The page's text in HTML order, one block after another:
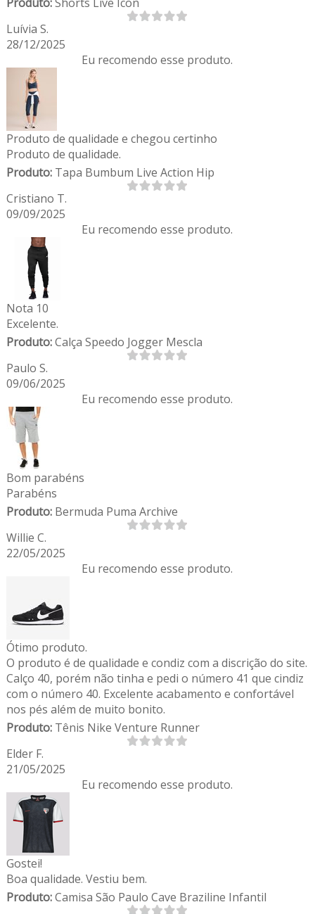
Luívia S.
28/12/2025
Eu recomendo esse produto.
Produto de qualidade e chegou certinho
Produto de qualidade.
Produto:Tapa Bumbum Live Action Hip
Cristiano T.
09/09/2025
Eu recomendo esse produto.
Nota 10
Excelente.
Produto:Calça Speedo Jogger Mescla
Paulo S.
09/06/2025
Eu recomendo esse produto.
Bom parabéns
Parabéns
Produto:Bermuda Puma Archive
Willie C.
22/05/2025
Eu recomendo esse produto.
Ótimo produto.
O produto é de qualidade e condiz com a discrição do site.
Calço 40, porém não tinha e pedi o número 41 que cindiz
com o número 40. Excelente acabamento e confortável
nos pés além de muito bonito.
Produto:Tênis Nike Venture Runner
Elder F.
21/05/2025
Eu recomendo esse produto.
Gostei!
Boa qualidade. Vestiu bem.
Produto:Camisa São Paulo Cave Braziline Infantil